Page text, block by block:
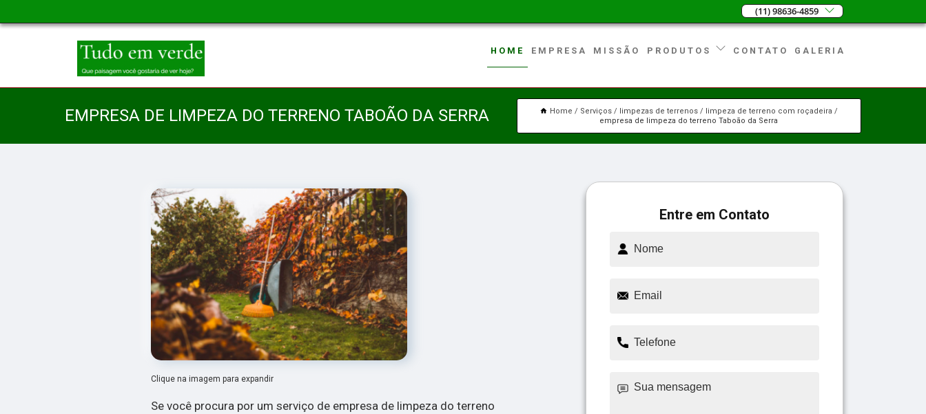
(11) 98636-4859
HOME EMPRESA MISSÃO PRODUTOS CONTATO GALERIA
EMPRESA DE LIMPEZA DO TERRENO TABOÃO DA SERRA Home Serviços limpezas de terrenos
limpeza de terreno com roçadeira
empresa de limpeza do terreno Taboão da Serra
Clique na imagem para expandir
Se você procura por um serviço de empresa de limpeza do terreno
Entre em Contato